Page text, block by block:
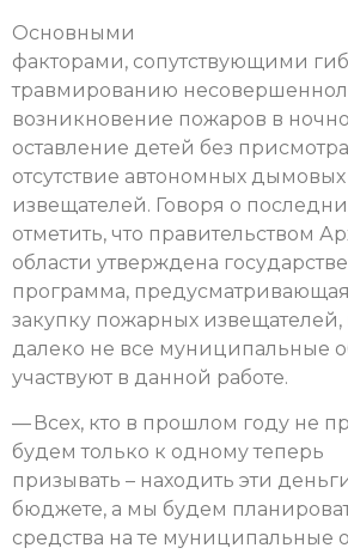
Основными
факторами, сопутствующими
травмированию
возникновение пожаров в
оставление детей без
отсутствие автономных
извещателей. Говоря о
отметить, что правительством
области утверждена
программа,
закупку пожарных извещателей,
далеко не все муниципальные
участвуют в данной работе.
— Всех, кто в прошлом году не
будем только к одному теперь
призывать – находить эти
бюджете, а мы будем
средства на те муниципальные